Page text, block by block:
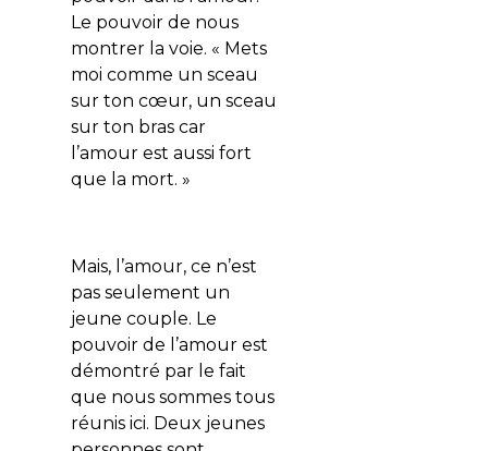
Le pouvoir de nous
montrer la voie. « Mets
moi comme un sceau
sur ton cœur, un sceau
sur ton bras car
l’amour est aussi fort
que la mort. »
Mais, l’amour, ce n’est
pas seulement un
jeune couple. Le
pouvoir de l’amour est
démontré par le fait
que nous sommes tous
réunis ici. Deux jeunes